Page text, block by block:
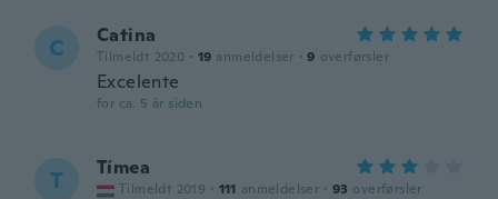
C Catina
Tilmeldt 2020 · 19 anmeldelser · 9 overførsler
Excelente
for ca. 5 år siden
T Tímea
Tilmeldt 2019 · 111 anmeldelser · 93 overførsler